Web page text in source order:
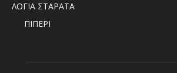
ΛΟΓΙΑ ΣΤΑΡΑΤΑ
ΠΙΠΕΡΙ